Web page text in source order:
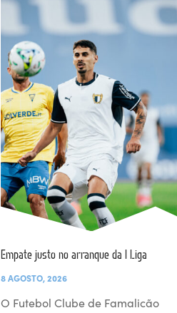
Empate justo no arranque da I Liga
8 AGOSTO, 2026
O Futebol Clube de Famalicão